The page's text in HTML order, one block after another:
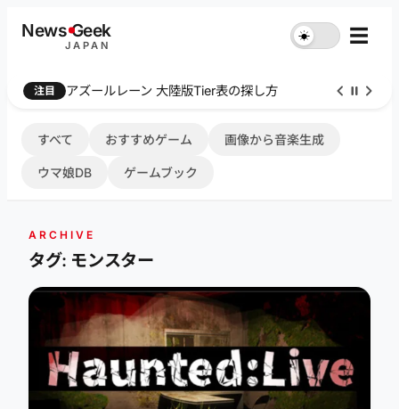
NewsGeek
JAPAN
☀︎ ☰
注目 Farthest Frontier 序盤攻略
すべて おすすめゲーム 画像から音楽生成
ウマ娘DB ゲームブック
ARCHIVE
タグ: モンスター